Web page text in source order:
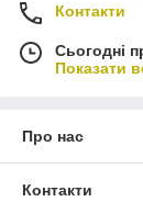
Контакти
Сьогодні
Показати
Про нас
Контакти